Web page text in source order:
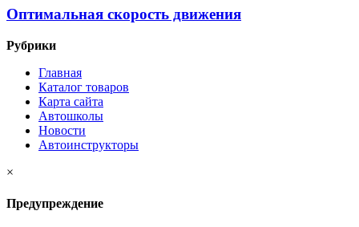
Оптимальная скорость движения
Рубрики
Главная
Каталог товаров
Карта сайта
Автошколы
Новости
Автоинструкторы
×
Предупреждение